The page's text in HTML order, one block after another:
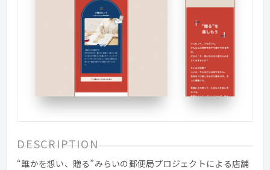
DESCRIPTION
“誰かを想い、贈る”みらいの郵便局プロジェクトによる店舗